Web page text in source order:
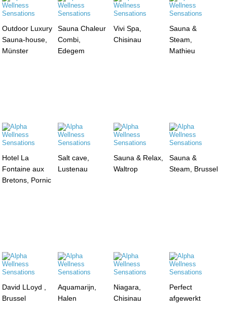
Outdoor Luxury
Sauna-house,
Münster
Sauna Chaleur
Combi,
Edegem
Vivi Spa,
Chisinau
Sauna &
Steam,
Mathieu
Hotel La
Fontaine aux
Bretons, Pornic
Salt cave,
Lustenau
Sauna & Relax,
Waltrop
Sauna &
Steam, Brussel
David LLoyd ,
Brussel
Aquamarijn,
Halen
Niagara,
Chisinau
Perfect
afgewerkt